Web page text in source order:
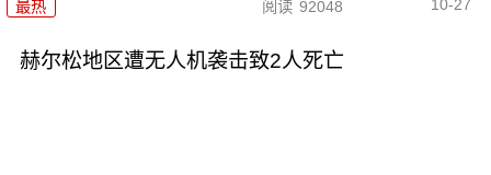
最热 阅读 92048 10-27
赫尔松地区遭无人机袭击致2人死亡